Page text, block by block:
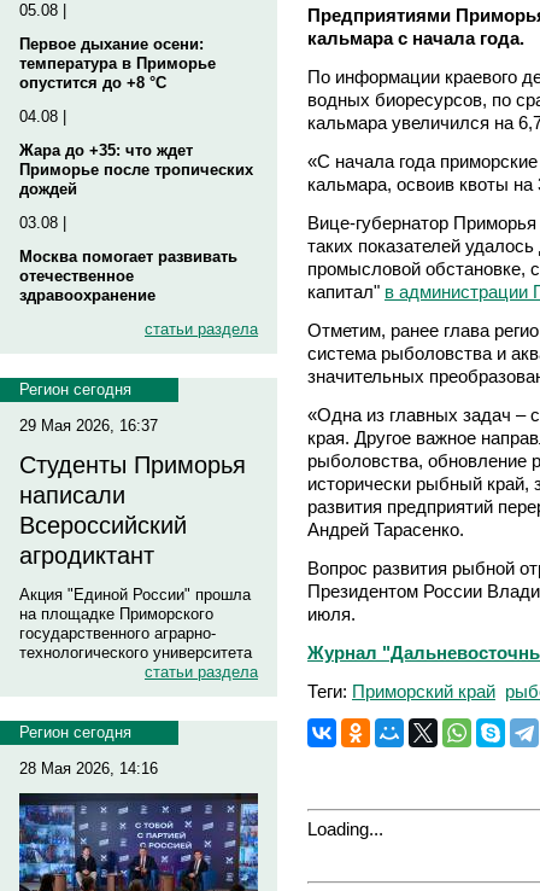
05.08 |
Первое дыхание осени:
температура в Приморье
опустится до +8 °C
04.08 |
Жара до +35: что ждет
Приморье после тропических
дождей
03.08 |
Москва помогает развивать
отечественное
здравоохранение
статьи раздела
Регион сегодня
29 Мая 2026, 16:37
Студенты Приморья
написали
Всероссийский
агродиктант
Акция "Единой России" прошла
на площадке Приморского
государственного аграрно-
технологического университета
статьи раздела
Регион сегодня
28 Мая 2026, 14:16
Предприятиями
кальмара с начала года.
По информации краевого
водных биоресурсов, по
кальмара увеличился на
«С начала года
кальмара, освоив квоты
Вице-губернатор
таких показателей
промысловой обстановке,
капитал" в администрации
Отметим, ранее глава
система рыболовства и
значительных
«Одна из главных задач –
края. Другое важное
рыболовства, обновление
исторически рыбный край,
развития предприятий
Андрей Тарасенко.
Вопрос развития рыбной
Президентом России
июля.
Журнал
Теги: Приморский край
Loading...